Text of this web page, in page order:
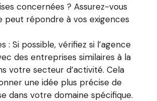
concernées ? Assurez-vous
peut répondre à vos exigences
: Si possible, vérifiez si l’agence
des entreprises similaires à la
votre secteur d’activité. Cela
une idée plus précise de
dans votre domaine spécifique.